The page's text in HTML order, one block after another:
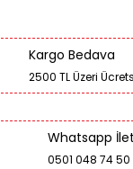
Kargo Bedava
2500 TL Üzeri
Whatsapp
0501 048 74 50